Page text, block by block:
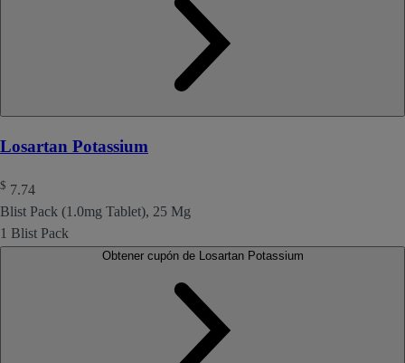
Losartan Potassium
$ 7.74
Blist Pack (1.0mg Tablet), 25 Mg
1 Blist Pack